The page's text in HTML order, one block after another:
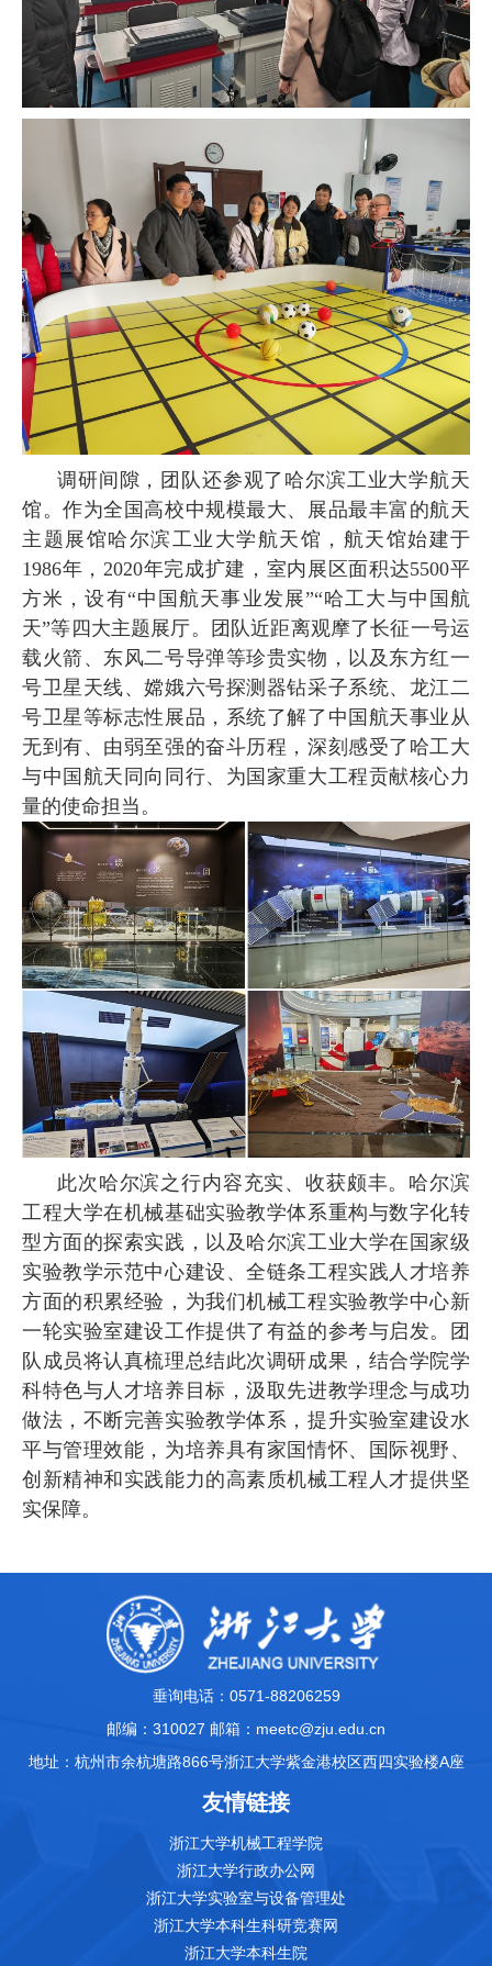
调研间隙，团队还参观了哈尔滨工业大学航天
馆。作为全国高校中规模最大、展品最丰富的航天
主题展馆哈尔滨工业大学航天馆，航天馆始建于
1986年， 2020年完成扩建，室内展区面积达5500平
方米，设有“中国航天事业发展”“哈工大与中国航
天”等四大主题展厅。团队近距离观摩了长征一号运
载火箭、东风二号导弹等珍贵实物，以及东方红一
号卫星天线、嫦娥六号探测器钻采子系统、龙江二
号卫星等标志性展品，系统了解了中国航天事业从
无到有、由弱至强的奋斗历程，深刻感受了哈工大
与中国航天同向同行、为国家重大工程贡献核心力
量的使命担当。
此次哈尔滨之行内容充实、收获颇丰。哈尔滨
工程大学在机械基础实验教学体系重构与数字化转
型方面的探索实践，以及哈尔滨工业大学在国家级
实验教学示范中心建设、全链条工程实践人才培养
方面的积累经验，为我们机械工程实验教学中心新
一轮实验室建设工作提供了有益的参考与启发。团
队成员将认真梳理总结此次调研成果，结合学院学
科特色与人才培养目标，汲取先进教学理念与成功
做法，不断完善实验教学体系，提升实验室建设水
平与管理效能，为培养具有家国情怀、国际视野、
创新精神和实践能力的高素质机械工程人才提供坚
实保障。
垂询电话：0571-88206259
邮编：310027 邮箱：meetc@zju.edu.cn
地址：杭州市余杭塘路866号浙江大学紫金港校区西四实验楼A座
友情链接
浙江大学机械工程学院
浙江大学行政办公网
浙江大学实验室与设备管理处
浙江大学本科生科研竞赛网
浙江大学本科生院